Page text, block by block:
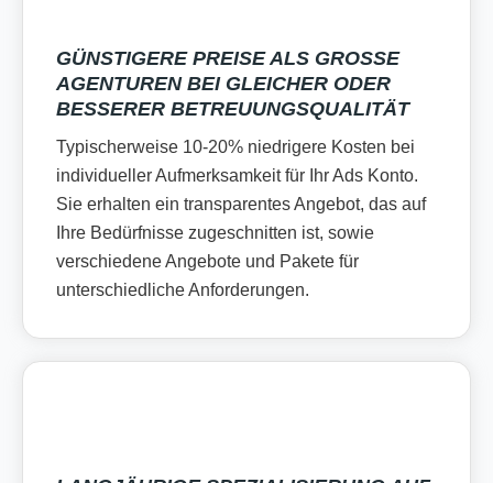
GÜNSTIGERE PREISE ALS GROSSE A
GENTUREN BEI GLEICHER ODER B
ESSERER BETREUUNGSQUALITÄT
Typischerweise 10-20% niedrigere Kosten bei
individueller Aufmerksamkeit für Ihr Ads Konto.
Sie erhalten ein transparentes Angebot, das auf
Ihre Bedürfnisse zugeschnitten ist, sowie
verschiedene Angebote und Pakete für
unterschiedliche Anforderungen.